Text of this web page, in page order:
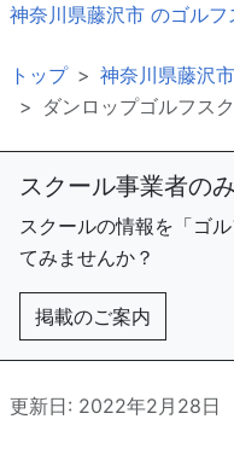
神奈川県藤沢市 のゴル
トップ
神奈川県藤沢市
ダンロップゴルフス
スクール事業者の
スクールの情報を「ゴ
てみませんか？
掲載のご案内
更新日: 2022年2月28日